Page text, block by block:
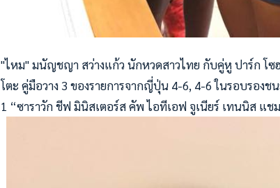
"ไหม" มนัญชญา สว่างแก้ว นักหวดสาวไทย กับคู่หู ปาร์ก โซ
โตะ คู่มือวาง 3 ของรายการจากญี่ปุ่น 4-6, 4-6 ในรอบรอง
1 “ซาราวัก ชีฟ มินิสเตอร์ส คัพ ไอทีเอฟ จูเนียร์ เทนนิส แช